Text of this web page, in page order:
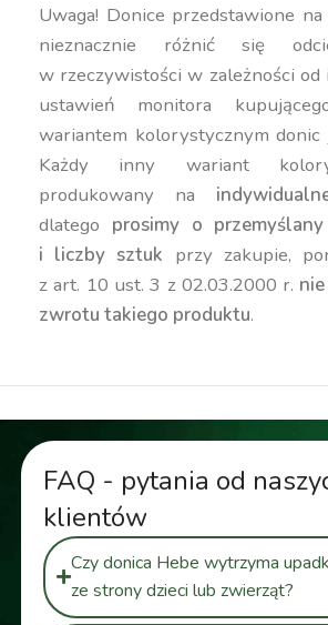
Uwaga! Donice przedstawione na
nieznacznie różnić się
w rzeczywistości w zależności
ustawień monitora
wariantem kolorystycznym donic
Każdy inny wariant
produkowany na
dlatego prosimy o
i liczby sztuk przy zakupie,
z art. 10 ust. 3 z 02.03.2000 r.
zwrotu takiego produktu.
FAQ - pytania od
klientów
Czy donica Hebe wytrzyma
ze strony dzieci lub zwierząt?